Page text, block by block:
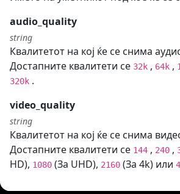
audio_quality
string
Квалитетот на кој ќе се снима
Достапните квалитети се 32k , 64k ,
320k .
video_quality
string
Квалитетот на кој ќе се снима
Достапните квалитети се 144 , 240 ,
HD), 1080 (За UHD), 2160 (За 4k) или